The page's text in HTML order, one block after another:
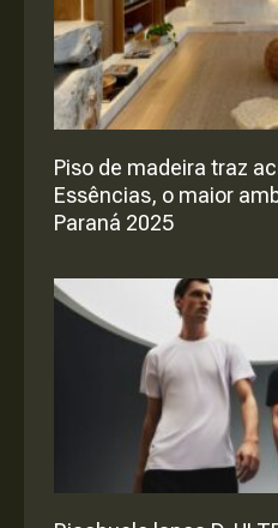
Piso de madeira traz
Essências, o maior
Paraná 2025